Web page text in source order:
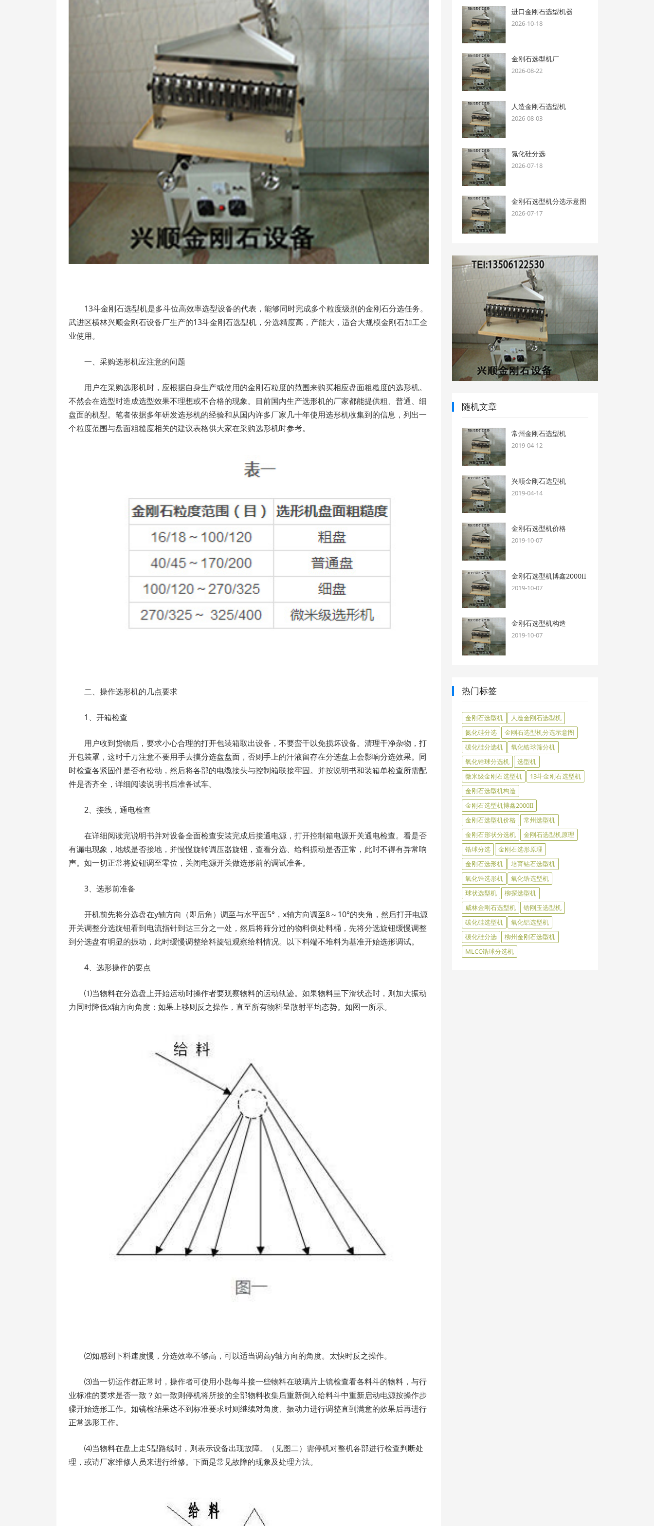
13斗金刚石选型机是多斗位高效率选型设备的代表，能够同时完成多个粒度级别的金刚石分选任务。
武进区横林兴顺金刚石设备厂生产的13斗金刚石选型机，分选精度高，产能大，适合大规模金刚石加工企
业使用。
一、采购选形机应注意的问题
用户在采购选形机时，应根据自身生产或使用的金刚石粒度的范围来购买相应盘面粗糙度的选形机。
不然会在选型时造成选型效果不理想或不合格的现象。目前国内生产选形机的厂家都能提供粗、普通、细
盘面的机型。笔者依据多年研发选形机的经验和从国内许多厂家几十年使用选形机收集到的信息，列出一
个粒度范围与盘面粗糙度相关的建议表格供大家在采购选形机时参考。
二、操作选形机的几点要求
1、开箱检查
用户收到货物后，要求小心合理的打开包装箱取出设备，不要蛮干以免损坏设备。清理干净杂物，打
开包装罩，这时千万注意不要用手去摸分选盘盘面，否则手上的汗液留存在分选盘上会影响分选效果。同
时检查各紧固件是否有松动，然后将各部的电缆接头与控制箱联接牢固。并按说明书和装箱单检查所需配
件是否齐全，详细阅读说明书后准备试车。
2、接线，通电检查
在详细阅读完说明书并对设备全面检查安装完成后接通电源，打开控制箱电源开关通电检查。看是否
有漏电现象，地线是否接地，并慢慢旋转调压器旋钮，查看分选、给料振动是否正常，此时不得有异常响
声。如一切正常将旋钮调至零位，关闭电源开关做选形前的调试准备。
3、选形前准备
开机前先将分选盘在y轴方向（即后角）调至与水平面5°，x轴方向调至8～10°的夹角，然后打开电源
开关调整分选旋钮看到电流指针到达三分之一处，然后将筛分过的物料倒处料桶，先将分选旋钮缓慢调整
到分选盘有明显的振动，此时缓慢调整给料旋钮观察给料情况。以下料端不堆料为基准开始选形调试。
4、选形操作的要点
⑴当物料在分选盘上开始运动时操作者要观察物料的运动轨迹。如果物料呈下滑状态时，则加大振动
力同时降低x轴方向角度；如果上移则反之操作，直至所有物料呈散射平均态势。如图一所示。
⑵如感到下料速度慢，分选效率不够高，可以适当调高y轴方向的角度。太快时反之操作。
⑶当一切运作都正常时，操作者可使用小匙每斗接一些物料在玻璃片上镜检查看各料斗的物料，与行
业标准的要求是否一致？如一致则停机将所接的全部物料收集后重新倒入给料斗中重新启动电源按操作步
骤开始选形工作。如镜检结果达不到标准要求时则继续对角度、振动力进行调整直到满意的效果后再进行
正常选形工作。
⑷当物料在盘上走S型路线时，则表示设备出现故障。（见图二）需停机对整机各部进行检查判断处
理，或请厂家维修人员来进行维修。下面是常见故障的现象及处理方法。
进口金刚石选型机器
2026-10-18
金刚石选型机厂
2026-08-22
人造金刚石选型机
2026-08-03
氮化硅分选
2026-07-18
金刚石选型机分选示意图
2026-07-17
随机文章
常州金刚石选型机
2019-04-12
兴顺金刚石选型机
2019-04-14
金刚石选型机价格
2019-10-07
金刚石选型机博鑫2000II
2019-10-07
金刚石选型机构造
2019-10-07
热门标签
金刚石选型机
人造金刚石选型机
氮化硅分选
金刚石选型机分选示意图
碳化硅分选机
氧化锆球筛分机
氧化锆球分选机
选型机
微米级金刚石选型机
13斗金刚石选型机
金刚石选型机构造
金刚石选型机博鑫2000II
金刚石选型机价格
常州选型机
金刚石形状分选机
金刚石选型机原理
锆球分选
金刚石选形原理
金刚石选形机
培育钻石选型机
氧化锆选形机
氧化锆选型机
球状选型机
柳探选型机
威林金刚石选型机
锆刚玉选型机
碳化硅选型机
氧化铝选型机
碳化硅分选
柳州金刚石选型机
MLCC锆球分选机